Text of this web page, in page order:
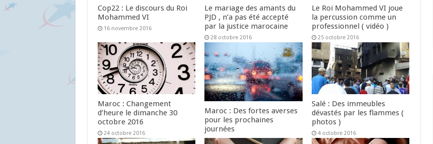
Cop22 : Le discours du Roi
Mohammed VI
16 novembre 2016
Le mariage des amants du
PJD , n’a pas été accepté
par la justice marocaine
28 octobre 2016
Le Roi Mohammed VI joue
la percussion comme un
professionnel ( vidéo )
25 octobre 2016
Maroc : Changement
d’heure le dimanche 30
octobre 2016
24 octobre 2016
Maroc : Des fortes averses
pour les prochaines
journées
24 octobre 2016
Salé : Des immeubles
dévastés par les flammes (
photos )
4 octobre 2016